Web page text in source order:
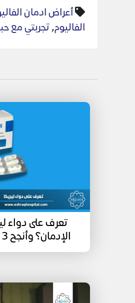
أعراض ادمان
الفاليوم,تجربتي مع
تعرف على دواء
الإدمان؟ وأنجح 3 برامج لعلاج أعراضه